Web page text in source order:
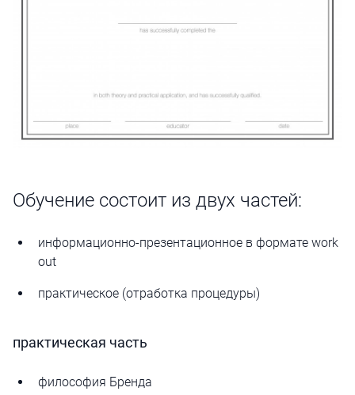
Обучение состоит из двух частей:
информационно-презентационное в формате work
out
практическое (отработка процедуры)
практическая часть
философия Бренда